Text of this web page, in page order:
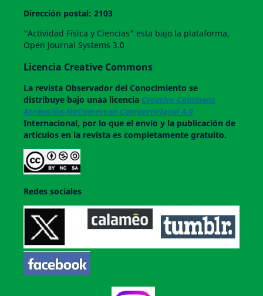
Dirección postal: 2103
"Actividad Física y Ciencias" esta bajo la plataforma,
Open Journal Systems 3.0
Licencia Creative Commons
La revistaObservador del Conocimiento se
distribuye bajo unaa licencia Creative Commons
Atribución-NoComercial-CompartirIgual 4.0
Internacional, por lo que el envío y la publicación de
artículos en la revista es completamente gratuito.
Redes sociales